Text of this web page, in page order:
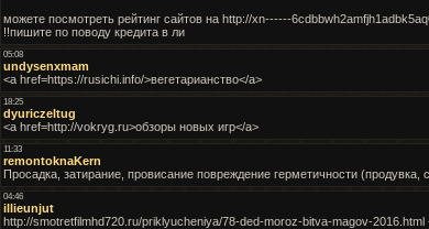
можете посмотреть рейтинг сайтов на http://xn------
!!пишите по поводу кредита в ли
05:08
undysenxmam
<a href=https://rusichi.info/>вегетарианство</a>
18:25
dyuriczeltug
<a href=http://vokryg.ru>обзоры новых игр</a>
11:33
remontoknaKern
Просадка, затирание, провисание повреждение герметичности
04:46
illieunjut
http://smotretfilmhd720.ru/priklyucheniya/78-ded-moroz-bitva-magov-